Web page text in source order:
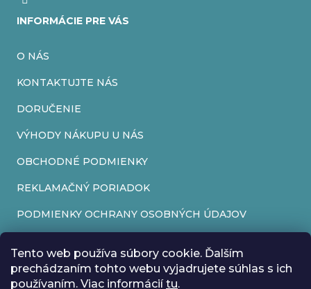
Tento web používa súbory cookie. Ďalším
prechádzaním tohto webu vyjadrujete súhlas s ich
používaním. Viac informáciítu.
INFORMÁCIE PRE VÁS
O NÁS
KONTAKTUJTE NÁS
DORUČENIE
VÝHODY NÁKUPU U NÁS
OBCHODNÉ PODMIENKY
REKLAMAČNÝ PORIADOK
PODMIENKY OCHRANY OSOBNÝCH ÚDAJOV
REKLAMAČNÝ FORMULÁR